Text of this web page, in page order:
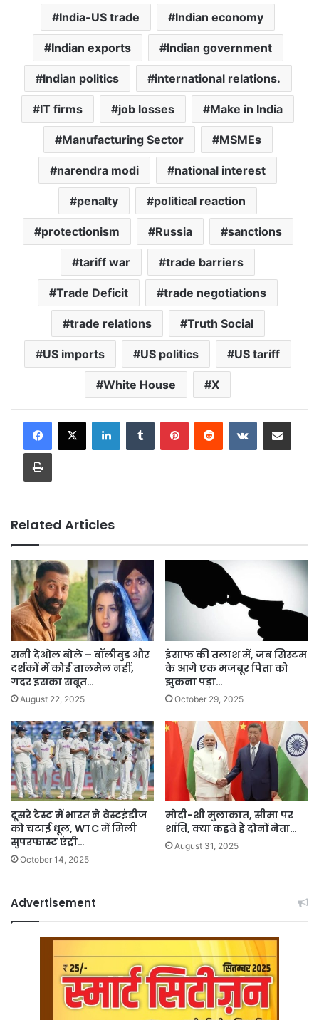
India-US trade Indian economy
Indian exports Indian government
Indian politics international relations.
IT firms job losses Make in India
Manufacturing Sector MSMEs
narendra modi national interest
penalty political reaction
protectionism Russia sanctions
tariff war trade barriers
Trade Deficit trade negotiations
trade relations Truth Social
US imports US politics US tariff
White House X
LinkedInTumblr PinterestReddit VKontakteShare via Email
Print
Related Articles
सनी देओल बोले – बॉलीवुड और
दर्शकों में कोई तालमेल नहीं,
गदर इसका सबूत…
August 22, 2025
इंसाफ की तलाश में, जब सिस्टम
के आगे एक मजबूर पिता को
झुकना पड़ा…
October 29, 2025
दूसरे टेस्ट में भारत ने वेस्टइंडीज
को चटाई धूल, WTC में मिली
सुपरफास्ट एंट्री…
October 14, 2025
मोदी-शी मुलाकात, सीमा पर
शांति, क्या कहते हैं दोनों नेता…
August 31, 2025
Advertisement